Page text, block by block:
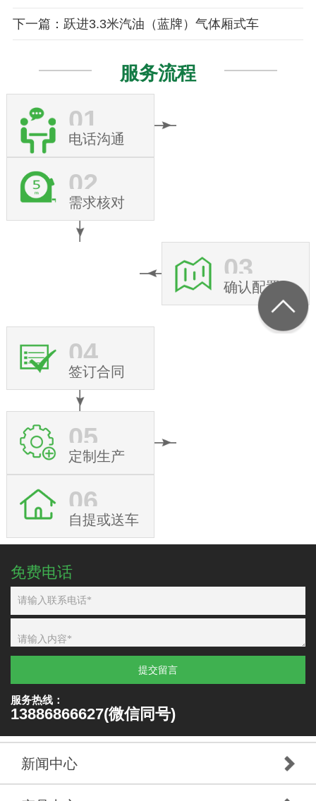
下一篇：跃进3.3米汽油（蓝牌）气体厢式车
服务流程
01
电话沟通
02
需求核对
03
确认配置
04
签订合同
05
定制生产
06
自提或送车
免费电话
提交留言
服务热线：
13886866627(微信同号)
新闻中心